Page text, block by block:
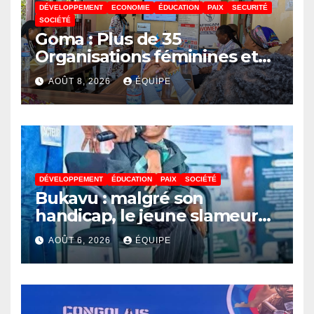
DÉVELOPPEMENT ECONOMIE ÉDUCATION PAIX
SECURITÉ
SOCIÉTÉ
Goma : Plus de 35
Organisations féminines et
associations des jeunes
réunies pour parler paix
AOÛT 8, 2026 ÉQUIPE
DÉVELOPPEMENT ÉDUCATION PAIX SOCIÉTÉ
Bukavu : malgré son
handicap, le jeune slameur
Akonkwa Kenyata Bernard
lance un appel à la solidarité
pour poursuivre ses études
AOÛT 6, 2026 ÉQUIPE